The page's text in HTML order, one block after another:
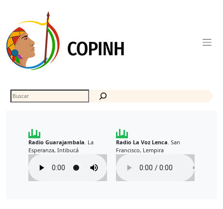
content
Buscar
Radio Guarajambala. La
Esperanza, Intibucá
Radio La Voz Lenca. San
Francisco, Lempira